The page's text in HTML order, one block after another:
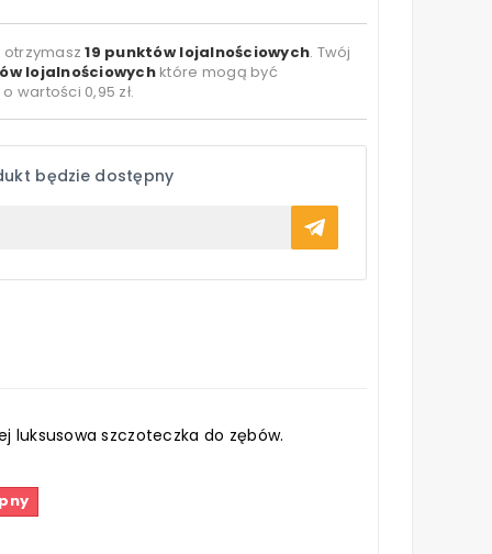
otrzymasz19 punktów lojalnościowych. Twój
lojalnościowychktóre mogą być
wartości 0,95 zł.
będzie dostępny
luksusowa szczoteczka do zębów.